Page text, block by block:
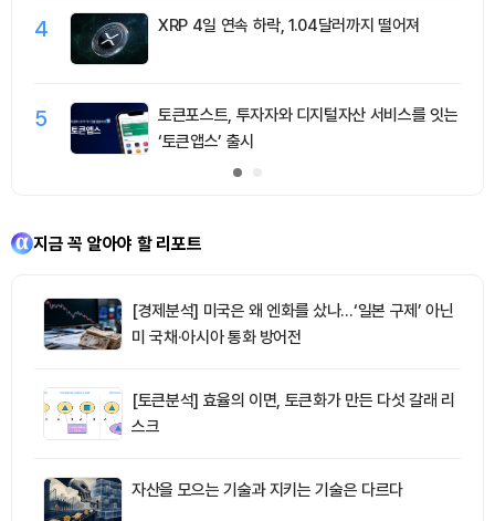
4 XRP 4일 연속 하락, 1.04달러까지 떨어져
5
토큰포스트, 투자자와 디지털자산 서비스를 잇는
‘토큰앱스’ 출시
지금 꼭 알아야 할 리포트
[경제분석] 미국은 왜 엔화를 샀나…‘일본 구제’ 아닌
미 국채·아시아 통화 방어전
[토큰분석] 효율의 이면, 토큰화가 만든 다섯 갈래 리
스크
자산을 모으는 기술과 지키는 기술은 다르다